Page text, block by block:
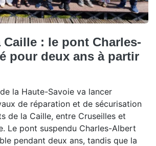
Caille : le pont Charles-
pour deux ans à partir
la Haute-Savoie va lancer
de réparation et de sécurisation
de la Caille, entre Cruseilles et
Le pont suspendu Charles-Albert
pendant deux ans, tandis que la